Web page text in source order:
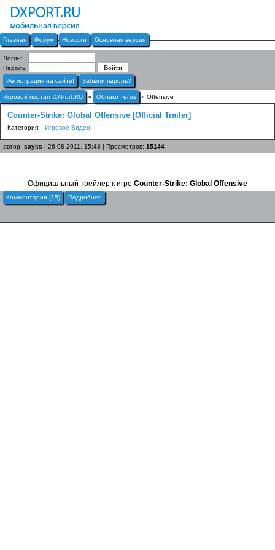
Главная Форум Новости Основная версия
Логин:
Пароль:
Регистрация на сайте!
Забыли пароль?
Игровой портал DXPort.RU » Облако тегов » Offensive
Counter-Strike: Global Offensive [Official Trailer]
Категория: Игровое Видео
автор: sayks | 26-08-2011, 15:43 | Просмотров: 15144
Официальный трейлер к игре Counter-Strike: Global Offensive
Комментарии (15) Подробнее